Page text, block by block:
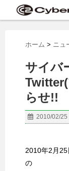
ホーム > ニュ
サイバ
らせ!!
2010/02/25
2010年2月
の